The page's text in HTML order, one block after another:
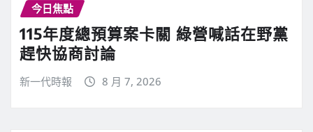
今日焦點
115年度總預算案卡關 綠營喊話在野黨
趕快協商討論
新一代時報 8 月 7, 2026